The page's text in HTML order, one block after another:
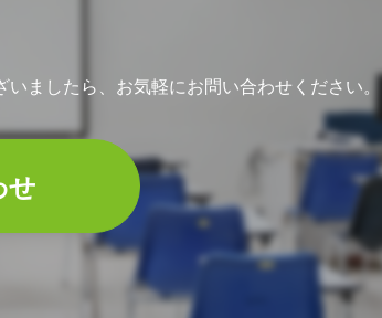
ましたら、お気軽にお問い合わせください。
せ